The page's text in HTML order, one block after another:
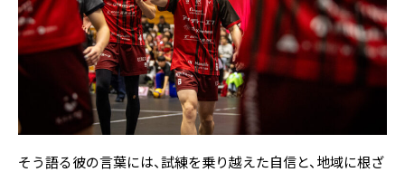
そう語る彼の言葉には、試練を乗り越えた自信と、地域に根ざ